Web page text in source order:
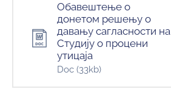
Обавештење о
донетом решењу о
давању сагласности на
Студију о процени
утицаја
Doc (33kb)